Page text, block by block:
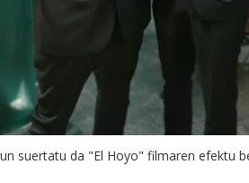
suertatu da "El Hoyo" filmaren efektu